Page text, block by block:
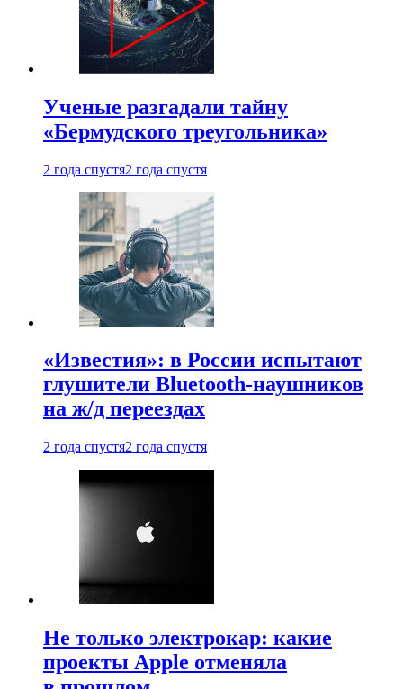
Ученые разгадали тайну
«Бермудского треугольника»
2 года спустя2 года спустя
«Известия»: в России испытают
глушители Bluetooth-наушников
на ж/д переездах
2 года спустя2 года спустя
Не только электрокар: какие
проекты Apple отменяла